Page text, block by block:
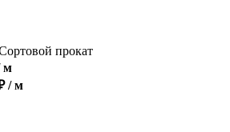
прокат
м
/м